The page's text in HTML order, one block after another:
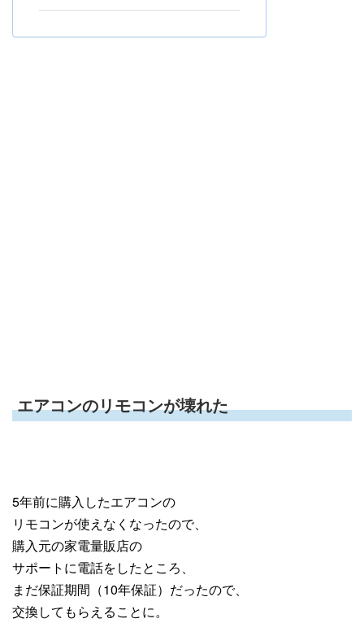
エアコンのリモコンが壊れた
5年前に購入したエアコンの
リモコンが使えなくなったので、
購入元の家電量販店の
サポートに電話をしたところ、
まだ保証期間（10年保証）だったので、
交換してもらえることに。